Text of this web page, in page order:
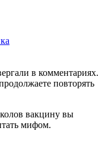
в комментариях.
повторять
вакцину вы
мифом.